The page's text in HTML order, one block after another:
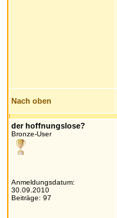
Nach oben
der hoffnungslose?
Bronze-User
Anmeldungsdatum:
30.09.2010
Beiträge: 97